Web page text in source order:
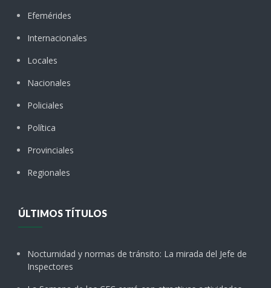
Efemérides
Internacionales
Locales
Nacionales
Policiales
Política
Provinciales
Regionales
ÚLTIMOS TÍTULOS
Nocturnidad y normas de tránsito: La mirada del Jefe de
Inspectores